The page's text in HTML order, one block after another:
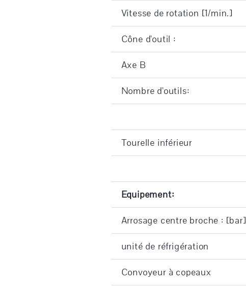
Vitesse de rotation [1/min.]
Cône d'outil :
Axe B
Nombre d'outils:
Tourelle inférieur
Equipement:
Arrosage centre broche : [bar]
unité de réfrigération
Convoyeur à copeaux